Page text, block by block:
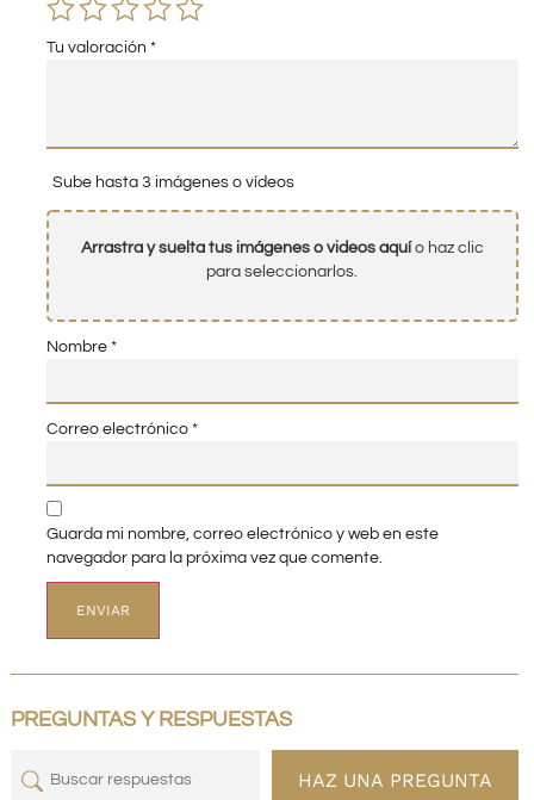
Tu valoración *
Sube hasta 3 imágenes o vídeos
Arrastra y suelta tus imágenes o videos aquío haz clic
para seleccionarlos.
Nombre *
Correo electrónico *
Guarda mi nombre, correo electrónico y web en este
navegador para la próxima vez que comente.
PREGUNTAS Y RESPUESTAS
HAZ UNA PREGUNTA